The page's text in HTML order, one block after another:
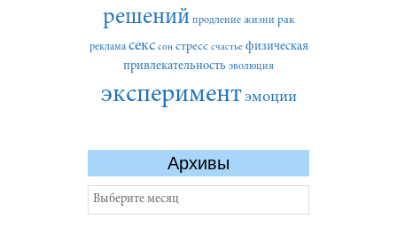
решений продление жизни рак
реклама секс сон стресс счастье физическая
привлекательность эволюция
экспериментэмоции
Архивы
Архивы